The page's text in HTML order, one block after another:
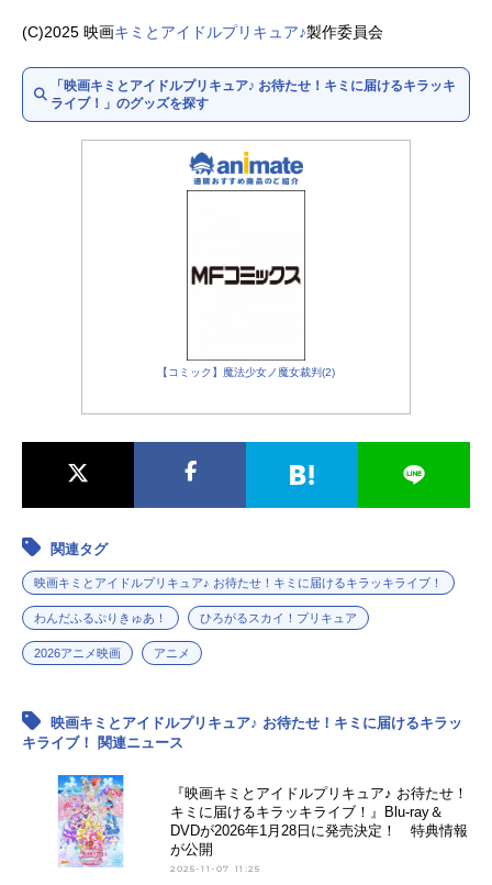
猫屋敷ユキ／キュアニャミー：
ソラ・ハレワタール／キュアスカイ：
虹ヶ丘ましろ／キュアプリズム：加隈亜衣
夕凪ツバサ／キュアウィング：
村瀬歩
聖あげは／キュアバタフライ：七瀬彩夏
トット：津田篤宏（ダイアン）
ゾンビアイドル：渋谷凪咲
シカ：蟹沢萌（≠ME）
キジ：櫻井もも（≠ME）
(C)2025 映画キミとアイドルプリキュア♪製作委員会
「映画キミとアイドルプリキュア♪ お待たせ！キミに届けるキラッキ
ライブ！」のグッズを探す
【コミック】魔法少女ノ魔女裁判(2)
関連タグ
映画キミとアイドルプリキュア♪ お待たせ！キミに届けるキラッキライブ！
わんだふるぷりきゅあ！ ひろがるスカイ！プリキュア
2026アニメ映画 アニメ
映画キミとアイドルプリキュア♪ お待たせ！キミに届けるキラッ
キライブ！ 関連ニュース
『映画キミとアイドルプリキュア♪ お待たせ！
キミに届けるキラッキライブ！』Blu-ray＆
DVDが2026年1月28日に発売決定！ 特典情報
が公開
2025-11-07 11:25